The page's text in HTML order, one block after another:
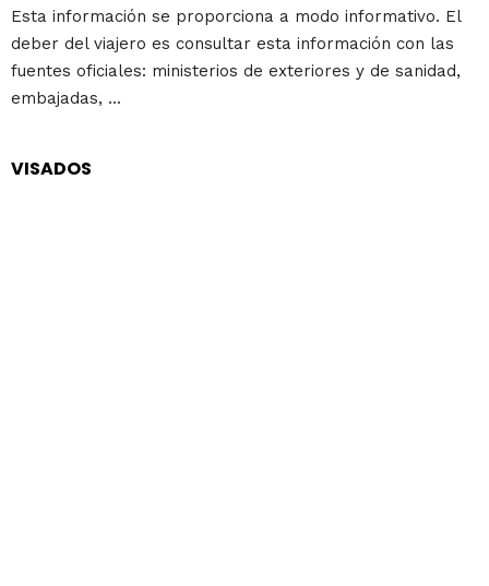
Esta información se proporciona a modo informativo. El
deber del viajero es consultar esta información con las
fuentes oficiales: ministerios de exteriores y de sanidad,
embajadas, ...
VISADOS